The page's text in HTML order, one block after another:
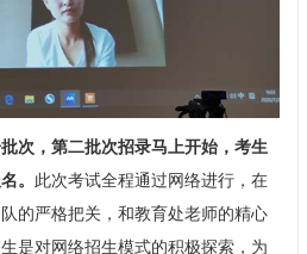
次，第二批次招录马上开始，考生
。 此次考试全程通过网络进行，在
的严格把关，和教育处老师的精心
是对网络招生模式的积极探索，为